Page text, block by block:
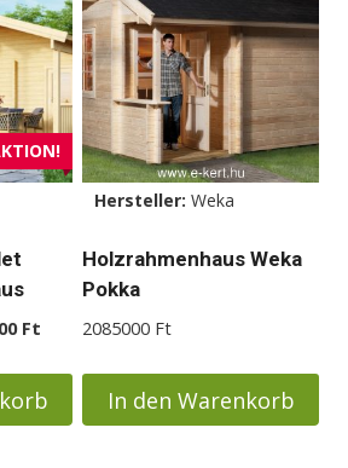
weist
mehrere
Varianten
auf.
Die
Optionen
können
auf
der
gewählt
werden
Ft
Ft Aktueller
ist:
15800000 Ft.
Hersteller: Weka
Holzrahmenhaus Weka
Pokka
2085000 Ft
In den Warenkorb